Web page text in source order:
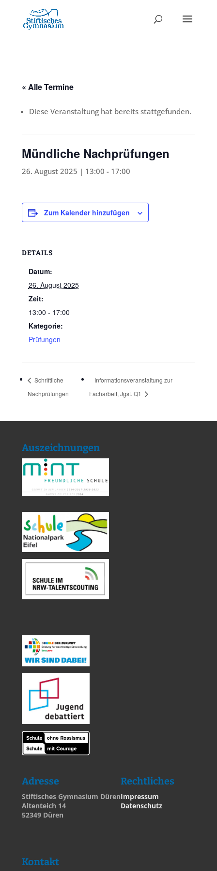
« Alle Termine
Diese Veranstaltung hat bereits stattgefunden.
Mündliche Nachprüfungen
26. August 2025 | 13:00 - 17:00
Zum Kalender hinzufügen
DETAILS
Datum:
26. August 2025
Zeit:
13:00 - 17:00
Kategorie:
Prüfungen
Schriftliche
Nachprüfungen
Informationsveranstaltung zur
Facharbeit, Jgst. Q1
Auszeichnungen
Adresse
Stiftisches Gymnasium Düren
Altenteich 14
52349 Düren
Rechtliches
Impressum
Datenschutz
Kontakt